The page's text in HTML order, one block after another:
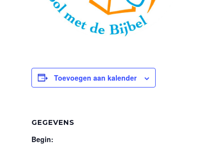
Toevoegen aan kalender
GEGEVENS
Begin: